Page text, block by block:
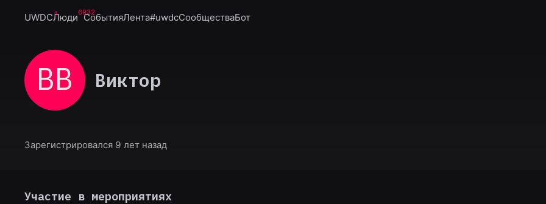
UWDCЛюди6932
СобытияЛента#uwdcСообществаБот
ВВ Виктор
Зарегистрировался 9 лет назад
Участие в мероприятиях